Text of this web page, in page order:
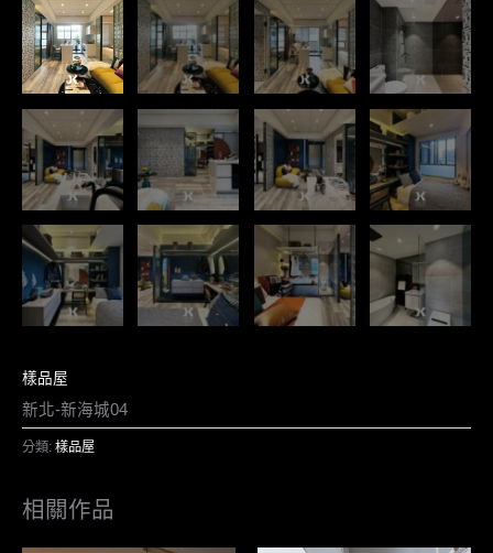
樣品屋
新北-新海城04
分類: 樣品屋
相關作品